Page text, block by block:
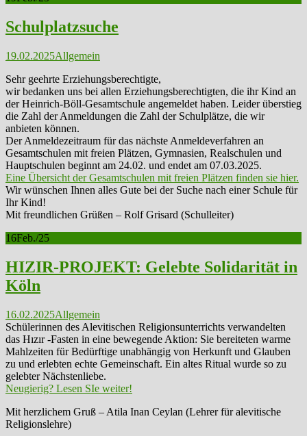
Schulplatzsuche
19.02.2025Allgemein
Sehr geehrte Erziehungsberechtigte,
wir bedanken uns bei allen Erziehungsberechtigten, die ihr Kind an
der Heinrich-Böll-Gesamtschule angemeldet haben. Leider überstieg
die Zahl der Anmeldungen die Zahl der Schulplätze, die wir
anbieten können.
Der Anmeldezeitraum für das nächste Anmeldeverfahren an
Gesamtschulen mit freien Plätzen, Gymnasien, Realschulen und
Hauptschulen beginnt am 24.02. und endet am 07.03.2025.
Eine Übersicht der Gesamtschulen mit freien Plätzen finden sie hier.
Wir wünschen Ihnen alles Gute bei der Suche nach einer Schule für
Ihr Kind!
Mit freundlichen Grüßen – Rolf Grisard (Schulleiter)
16Feb./25
HIZIR-PROJEKT: Gelebte Solidarität in
Köln
16.02.2025Allgemein
Schülerinnen des Alevitischen Religionsunterrichts verwandelten
das Hızır -Fasten in eine bewegende Aktion: Sie bereiteten warme
Mahlzeiten für Bedürftige unabhängig von Herkunft und Glauben
zu und erlebten echte Gemeinschaft. Ein altes Ritual wurde so zu
gelebter Nächstenliebe.
Neugierig? Lesen SIe weiter!
Mit herzlichem Gruß – Atila Inan Ceylan (Lehrer für alevitische
Religionslehre)